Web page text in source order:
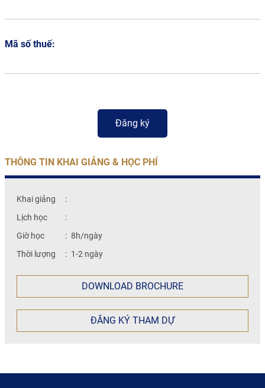
THÔNG TIN KHAI GIẢNG & HỌC PHÍ
Khai giảng
:
Lịch học
:
Giờ học
: 8h/ngày
Thời lượng
: 1-2 ngày
DOWNLOAD BROCHURE
ĐĂNG KÝ THAM DỰ
Mã số thuế: